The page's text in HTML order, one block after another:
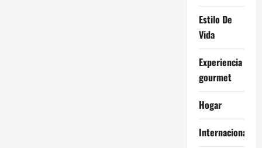
Estilo De
Vida
Experiencia
gourmet
Hogar
Internacional